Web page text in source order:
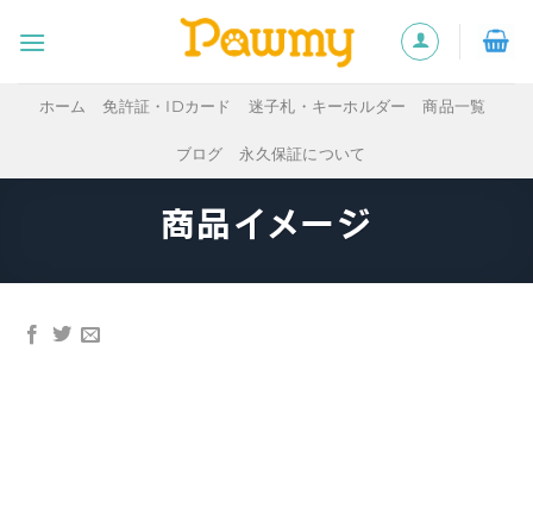
ホーム 免許証・IDカード 迷子札・キーホルダー 商品一覧
ブログ 永久保証について
商品イメージ